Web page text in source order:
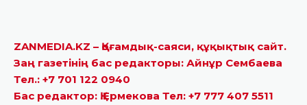
ZANMEDIA.KZ – Қоғамдық-саяси, құқықтық сайт.
Заң газетінің бас редакторы: Айнұр Сембаева
Тел.: +7 701 122 0940
Бас редактор: Қ.Ермекова Тел: +7 777 407 5511